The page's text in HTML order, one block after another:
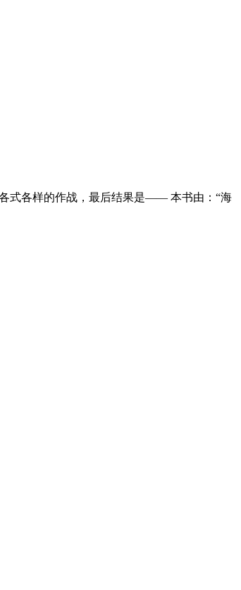
式各样的作战，最后结果是—— 本书由：“海